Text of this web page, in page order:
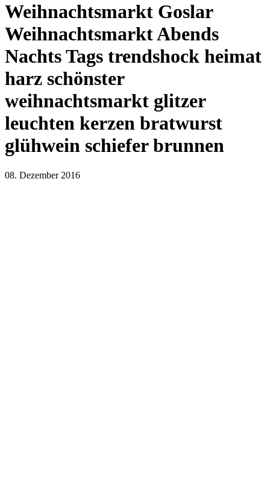
Weihnachtsmarkt Goslar
Weihnachtsmarkt Abends
Nachts Tags trendshock heimat
harz schönster
weihnachtsmarkt glitzer
leuchten kerzen bratwurst
glühwein schiefer brunnen
08. Dezember 2016